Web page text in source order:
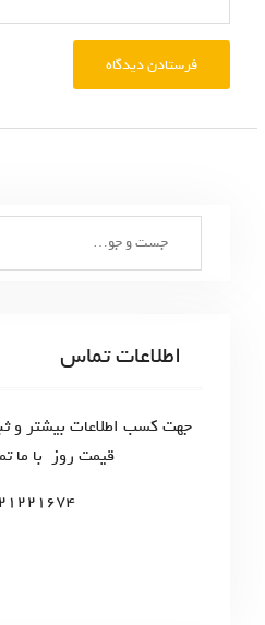
اطلاعات تماس
جهت کسب اطلاعات بیشتر و
قیمت روز با ما